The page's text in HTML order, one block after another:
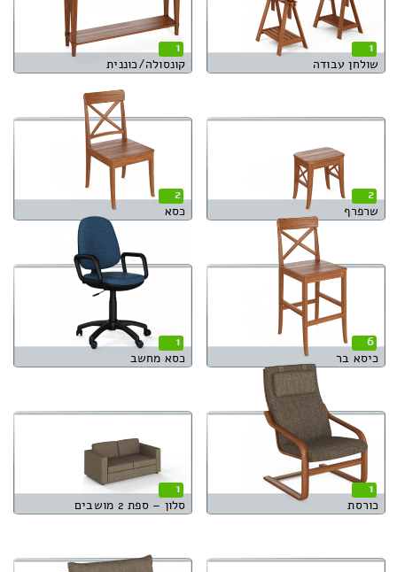
1
שולחן עבודה
1
קונסולה/כוננית
2
שרפרף
2
כסא
6
כיסא בר
1
כסא מחשב
1
כורסת
1
סלון – ספת 2 מושבים